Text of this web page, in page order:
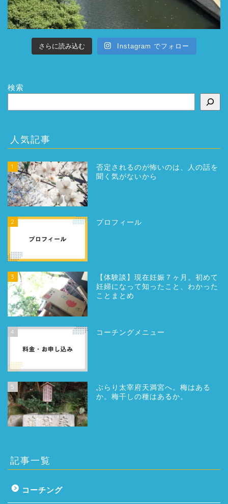
さらに読み込む Instagram でフォロー
検索
人気記事
1
否定されるのが怖いのは、人の話を
聞く気がないから
2 プロフィール
3
【体験談】現在妊娠７ヶ月。初めて
妊婦になって知ったこと、わかった
ことまとめ
4 コーチングメニュー
5
ぶらり太宰府天満宮へ。梅はある
か。梅干しの種はあるか。
記事一覧
コーチング